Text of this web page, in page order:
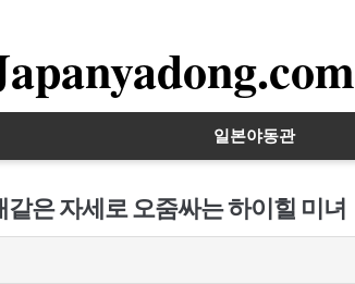
일본야동관
은 자세로 오줌싸는 하이힐 미녀